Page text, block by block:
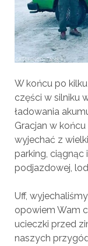
W końcu po
części w silniku
ładowania
Gracjan w końcu
wyjechać z
parking, ciągnąc
podjazdowej,
Uff,
opowiem Wam
ucieczki przed
naszych